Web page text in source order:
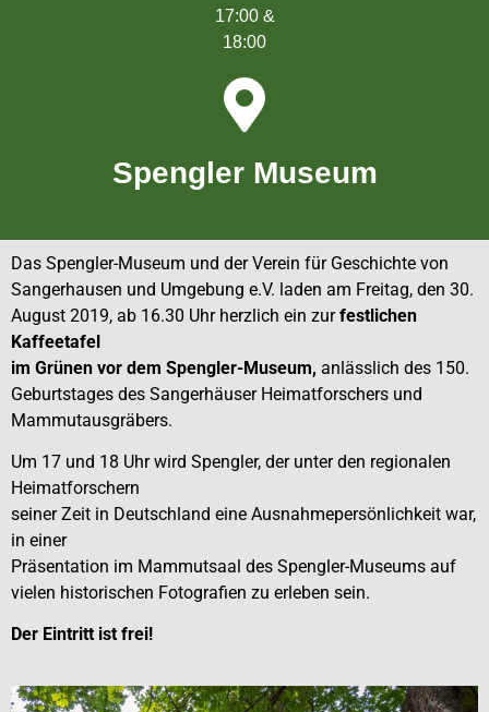
17:00 &
18:00
Spengler Museum
Das Spengler-Museum und der Verein für Geschichte von
Sangerhausen und Umgebung e.V. laden am Freitag, den 30.
August 2019, ab 16.30 Uhr herzlich ein zurfestlichen
Kaffeetafel
im Grünen vor dem Spengler-Museum, anlässlich des 150.
Geburtstages des Sangerhäuser Heimatforschers und
Mammutausgräbers.
Um 17 und 18 Uhr wird Spengler, der unter den regionalen
Heimatforschern
seiner Zeit in Deutschland eine Ausnahmepersönlichkeit war,
in einer
Präsentation im Mammutsaal des Spengler-Museums auf
vielen historischen Fotografien zu erleben sein.
Der Eintritt ist frei!